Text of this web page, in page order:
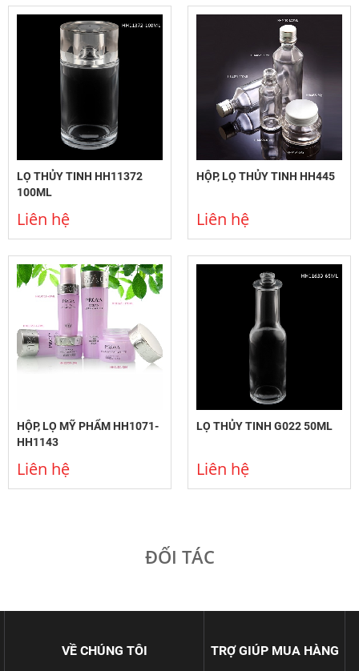
LỌ THỦY TINH HH11372
100ML
Liên hệ
HỘP, LỌ THỦY TINH HH445
Liên hệ
HỘP, LỌ MỸ PHẨM HH1071-
HH1143
Liên hệ
LỌ THỦY TINH G022 50ML
Liên hệ
ĐỐI TÁC
VỀ CHÚNG TÔI
TRỢ GIÚP MUA HÀNG